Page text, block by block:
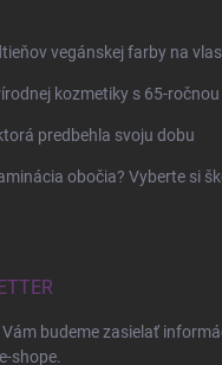
vegánskej farby na
kozmetiky s 65-
predbehla svoju dobu
obočia? Vyberte si
budeme zasielať
shope.